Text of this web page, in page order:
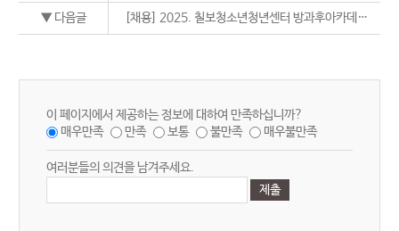
▼ 다음글 [채용] 2025. 칠보청소년청년센터 방과후아카데미 하반기 강사(뉴스포츠) 재공고
이 페이지에서 제공하는 정보에 대하여 만족하십니까?
매우만족
만족 보통 불만족 매우불만족
여러분들의 의견을 남겨주세요.